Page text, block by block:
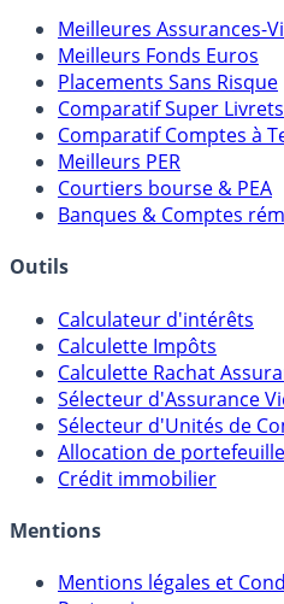
Meilleures Assurances-
Meilleurs Fonds Euros
Placements Sans Risque
Comparatif Super Livrets
Comparatif Comptes à
Meilleurs PER
Courtiers bourse & PEA
Banques & Comptes
Outils
Calculateur d'intérêts
Calculette Impôts
Calculette Rachat
Sélecteur d'Assurance
Sélecteur d'Unités de
Allocation de
Crédit immobilier
Mentions
Mentions légales et